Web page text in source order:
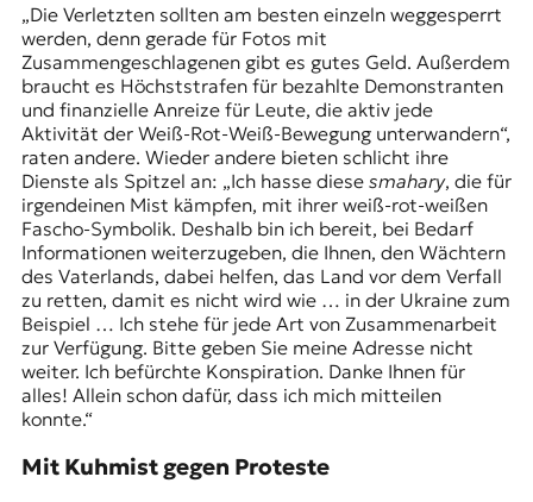
„Die Verletzten sollten am besten einzeln weggesperrt
werden, denn gerade für Fotos mit
Zusammengeschlagenen gibt es gutes Geld. Außerdem
braucht es Höchststrafen für bezahlte Demonstranten
und finanzielle Anreize für Leute, die aktiv jede
Aktivität der Weiß-Rot-Weiß-Bewegung unterwandern“,
raten andere. Wieder andere bieten schlicht ihre
Dienste als Spitzel an: „Ich hasse diese smahary, die für
irgendeinen Mist kämpfen, mit ihrer weiß-rot-weißen
Fascho-Symbolik. Deshalb bin ich bereit, bei Bedarf
Informationen weiterzugeben, die Ihnen, den Wächtern
des Vaterlands, dabei helfen, das Land vor dem Verfall
zu retten, damit es nicht wird wie … in der Ukraine zum
Beispiel … Ich stehe für jede Art von Zusammenarbeit
zur Verfügung. Bitte geben Sie meine Adresse nicht
weiter. Ich befürchte Konspiration. Danke Ihnen für
alles! Allein schon dafür, dass ich mich mitteilen
konnte.“
Mit Kuhmist gegen Proteste